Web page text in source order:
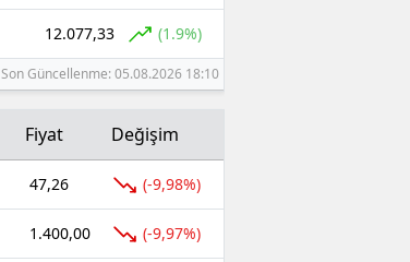
12.077,33 (1.9%)
Son Güncellenme: 05.08.2026 18:10
Fiyat Değişim
47,26 (-9,98%)
1.400,00 (-9,97%)